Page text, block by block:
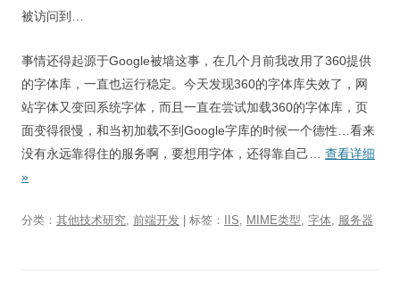
被访问到…
事情还得起源于Google被墙这事，在几个月前我改用了360提供
的字体库，一直也运行稳定。今天发现360的字体库失效了，网
站字体又变回系统字体，而且一直在尝试加载360的字体库，页
面变得很慢，和当初加载不到Google字库的时候一个德性…看来
没有永远靠得住的服务啊，要想用字体，还得靠自己… 查看详细
»
分类： 其他技术研究, 前端开发 | 标签： IIS, MIME类型, 字体, 服务器